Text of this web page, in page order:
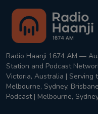
Radio Haanji 1674 AM —
Station and Podcast
Victoria, Australia | Serving
Melbourne, Sydney,
Podcast | Melbourne,